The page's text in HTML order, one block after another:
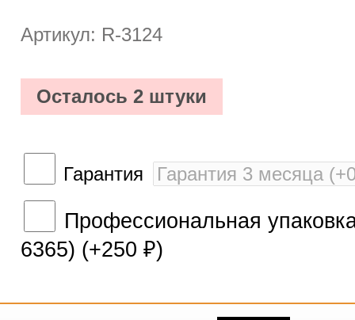
Артикул: R-3124
Осталось 2 штуки
Гарантия
Профессиональная
6365) (+250 ₽)